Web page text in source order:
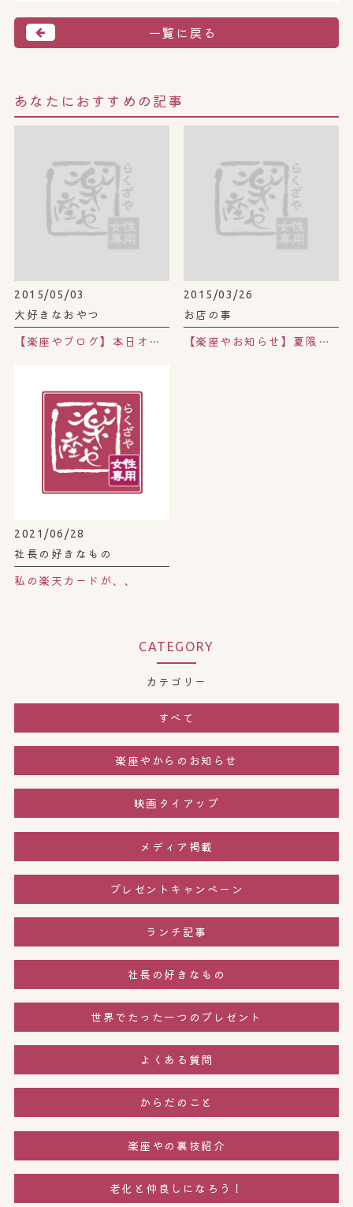
一覧に戻る
あなたにおすすめの記事
2015/05/03
大好きなおやつ
【楽座やブログ】本日オープン！！日本初上陸ブリオッシュ・コン・ジェラート専門店
2015/03/26
お店の事
【楽座やお知らせ】夏限定から定番ハーブに復活っ！！「爽快発汗ハーブ」
2021/06/28
社長の好きなもの
私の楽天カードが、、
CATEGORY
カテゴリー
すべて
楽座やからのお知らせ
映画タイアップ
メディア掲載
プレゼントキャンペーン
ランチ記事
社長の好きなもの
世界でたった一つのプレゼント
よくある質問
からだのこと
楽座やの裏技紹介
老化と仲良しになろう！